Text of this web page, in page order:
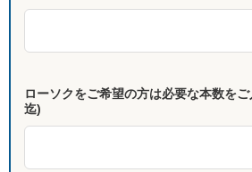
ローソクをご希望の方は必要な本数を
迄)